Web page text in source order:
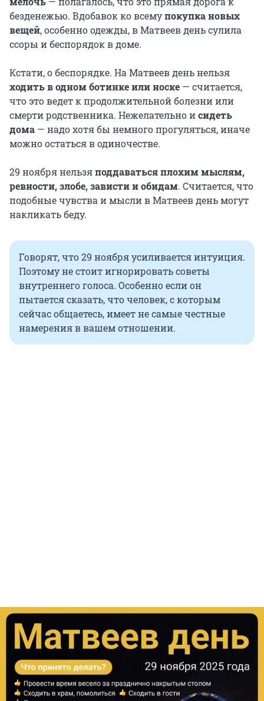
безденежью. Вдобавок ко всемупокупка новых
вещей, особенно одежды, в Матвеев день сулила
ссоры и беспорядок в доме.
Кстати, о беспорядке. На Матвеев день нельзя
ходить в одном ботинке или носке — считается,
что это ведет к продолжительной болезни или
смерти родственника. Нежелательно исидеть
дома — надо хотя бы немного прогуляться, иначе
можно остаться в одиночестве.
29 ноября нельзяподдаваться плохим мыслям,
ревности, злобе, зависти и обидам. Считается, что
подобные чувства и мысли в Матвеев день могут
накликать беду.
Говорят, что 29 ноября усиливается интуиция.
Поэтому не стоит игнорировать советы
внутреннего голоса. Особенно если он
пытается сказать, что человек, с которым
сейчас общаетесь, имеет не самые честные
намерения в вашем отношении.